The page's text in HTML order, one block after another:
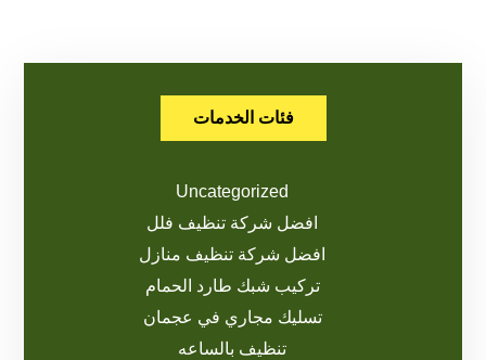
فئات الخدمات
Uncategorized
افضل شركة تنظيف فلل
افضل شركة تنظيف منازل
تركيب شبك طارد الحمام
تسليك مجاري في عجمان
تنظيف بالساعه